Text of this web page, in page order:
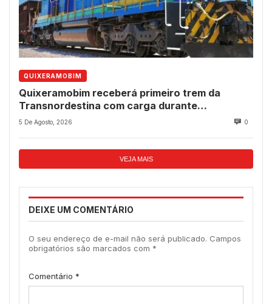
QUIXERAMOBIM
Quixeramobim receberá primeiro trem da
Transnordestina com carga durante
programação de aniversário do município
5 De Agosto, 2026 0
VEJA MAIS
DEIXE UM COMENTÁRIO
O seu endereço de e-mail não será publicado. Campos
obrigatórios são marcados com *
Comentário *